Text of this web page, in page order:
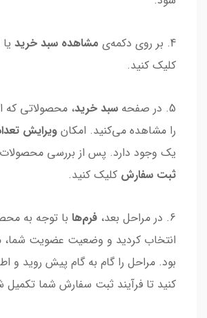
4. بر روی دکمه‌ی مشاهده سبد خرید
کلیک کنید.
5. در صفحه سبد خرید، محصولاتی که
را مشاهده می‌کنید. امکان ویرایش
یک وجود دارد. پس از بررسی
ثبت سفارش کلیک کنید.
6. در مراحل بعد، فرم‌ها با توجه به
انتخاب کردید و وضعیت عضویت شما،
بود. مراحل را گام به گام پیش روید و
کنید تا فرآیند ثبت سفارش شما تکمیل